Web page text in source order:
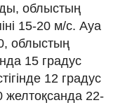
облыстың
15-20 м/с. Ауа
облыстың
15 градус
12 градус
желтоқсанда 22-